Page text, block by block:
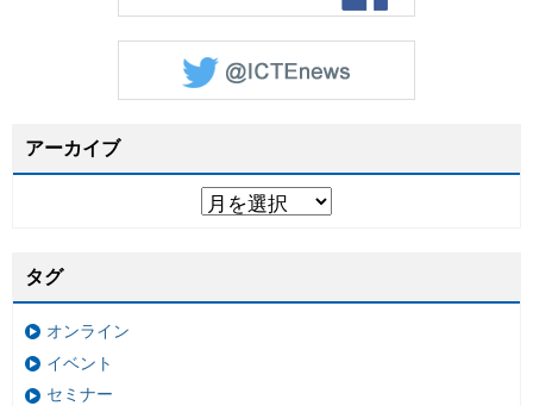
アーカイブ
タグ
オンライン
イベント
セミナー